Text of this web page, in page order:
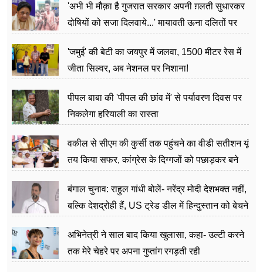
'अभी भी मौक़ा है गुजरात सरकार अपनी ग़लती सुधारकर
दोषियों को सजा दिलवाये...' मायावती ऊना दलितों पर
'जमुई' की बेटी का जयपुर में जलवा, 1500 मीटर रेस में
जीता सिल्वर, अब नेशनल पर निशाना!
पीपल बाबा की 'पीपल की छांव में' से पर्यावरण दिवस पर
निकलेगा हरियाली का रास्ता
वकील से सीएम की कुर्सी तक पहुंचने का वीडी सतीशन यूं
तय किया सफर, कांग्रेस के दिग्गजों को पछाड़कर बने
बंगाल चुनाव: राहुल गांधी बोलें- नरेंद्र मोदी देशभक्त नहीं,
बल्कि देशद्रोही हैं, US ट्रेड डील में हिन्दुस्तान को बेचने
अभिनेत्री ने साल बाद किया खुलासा, कहा- उल्टी करने
तक मेरे चेहरे पर अपना गुप्तांग रगड़ती रही